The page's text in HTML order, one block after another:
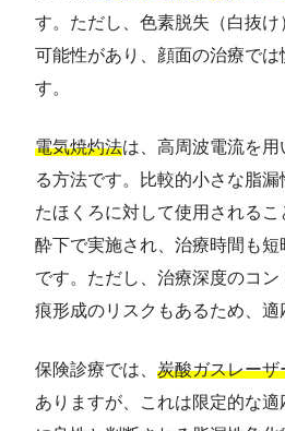
す。ただし、色素脱失（白抜
可能性があり、顔面の治療で
す。
電気焼灼法は、高周波電流を
る方法です。比較的小さな脂
たほくろに対して使用される
酔下で実施され、治療時間も
です。ただし、治療深度のコ
痕形成のリスクもあるため、適
保険診療では、 炭酸ガスレーザ
ありますが、これは限定的な